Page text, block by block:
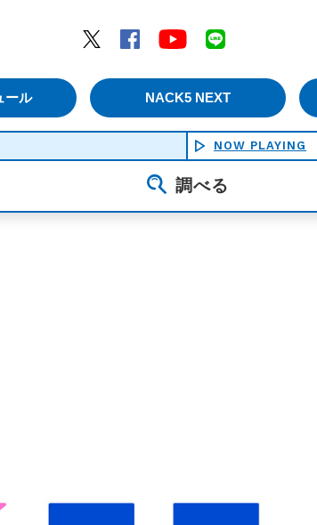
Twitter
Facebook YouTube
ール NACK5 NEXT
NOW PLAYING
調べる